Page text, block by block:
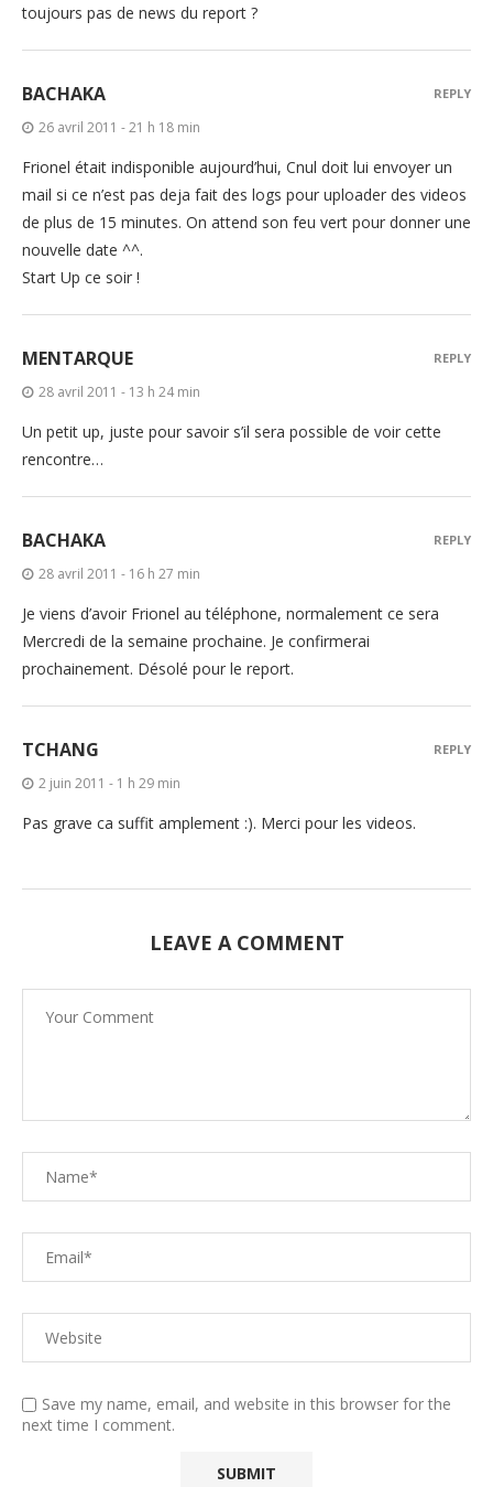
toujours pas de news du report ?
BACHAKA
26 avril 2011 - 21 h 18 min
Frionel était indisponible aujourd’hui, Cnul doit lui envoyer un
mail si ce n’est pas deja fait des logs pour uploader des videos
de plus de 15 minutes. On attend son feu vert pour donner une
nouvelle date ^^.
Start Up ce soir !
REPLY
MENTARQUE
28 avril 2011 - 13 h 24 min
Un petit up, juste pour savoir s’il sera possible de voir cette
rencontre…
REPLY
BACHAKA
28 avril 2011 - 16 h 27 min
Je viens d’avoir Frionel au téléphone, normalement ce sera
Mercredi de la semaine prochaine. Je confirmerai
prochainement. Désolé pour le report.
REPLY
TCHANG
2 juin 2011 - 1 h 29 min
Pas grave ca suffit amplement :). Merci pour les videos.
REPLY
LEAVE A COMMENT
Save my name, email, and website in this browser for the
next time I comment.